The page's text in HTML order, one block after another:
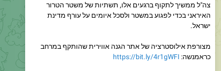
ישראל.
מצורפת אילוסטרציה של אתר הגנה אווירית שהותקף במרחב
מצורפת גרפיקה בנושא: